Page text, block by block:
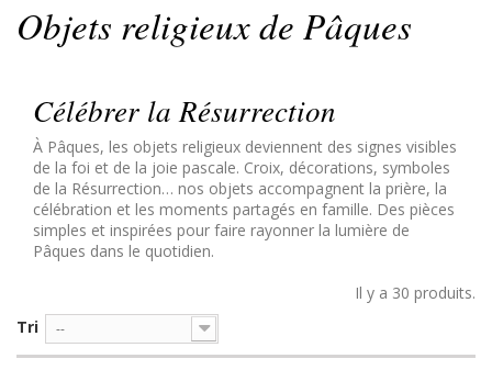
Objets religieux de Pâques
Célébrer la Résurrection
À Pâques, les objets religieux deviennent des signes visibles
de la foi et de la joie pascale. Croix, décorations, symboles
de la Résurrection… nos objets accompagnent la prière, la
célébration et les moments partagés en famille. Des pièces
simples et inspirées pour faire rayonner la lumière de
Pâques dans le quotidien.
Il y a 30 produits.
Tri
--